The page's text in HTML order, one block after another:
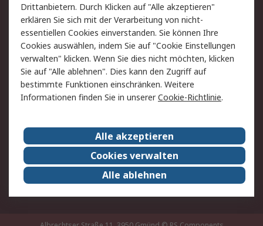
Rechtliches
RS Verkaufs- und
Lieferbedingungen
Datenschutz
Cookie-Richtlinie
Zahlungsbedingungen
Impressum
Webseite Konditionen
RS weltweit
Karriere bei RS
Nachhaltigkeit
Qualität/Zertifikate
Presse-Center
Event-Center
Drittanbietern. Durch Klicken auf "Alle akzeptieren"
erklären Sie sich mit der Verarbeitung von nicht-
essentiellen Cookies einverstanden. Sie können Ihre
Cookies auswählen, indem Sie auf "Cookie Einstellungen
verwalten" klicken. Wenn Sie dies nicht möchten, klicken
Sie auf "Alle ablehnen". Dies kann den Zugriff auf
bestimmte Funktionen einschränken. Weitere
Informationen finden Sie in unsererCookie-Richtlinie.
Alle akzeptieren
Cookies verwalten
Alle ablehnen